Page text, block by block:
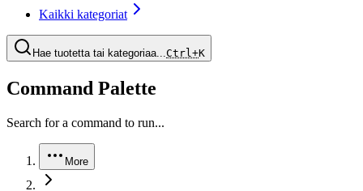
Kaikki kategoriat
Hae tuotetta tai kategoriaa...Ctrl+K
Command Palette
Search for a command to run...
More